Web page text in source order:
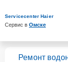
Servicecenter Haier
Сервис в Омске
Ремонт